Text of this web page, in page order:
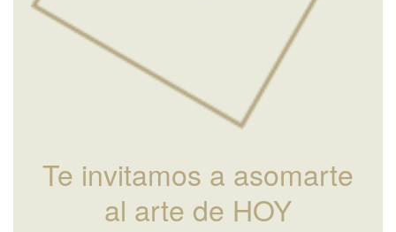
Te invitamos a asomarte
al arte de HOY